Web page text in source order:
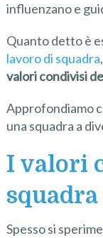
influenzano e
Quanto detto è
lavoro di squadra
valori condivisi
Approfondiamo
una squadra a
I valori
Spesso si